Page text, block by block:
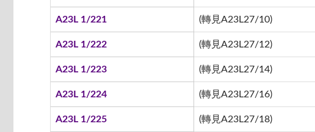
A23L 1/221 (轉見A23L27/10)
A23L 1/222 (轉見A23L27/12)
A23L 1/223 (轉見A23L27/14)
A23L 1/224 (轉見A23L27/16)
A23L 1/225 (轉見A23L27/18)